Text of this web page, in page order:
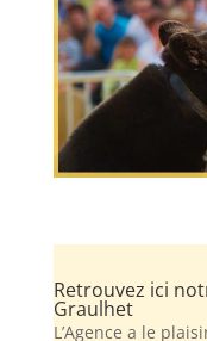
Retrouvez ici
Graulhet
L’Agence a le